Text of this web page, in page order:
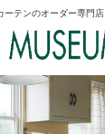
ーテンのオーダー専門店